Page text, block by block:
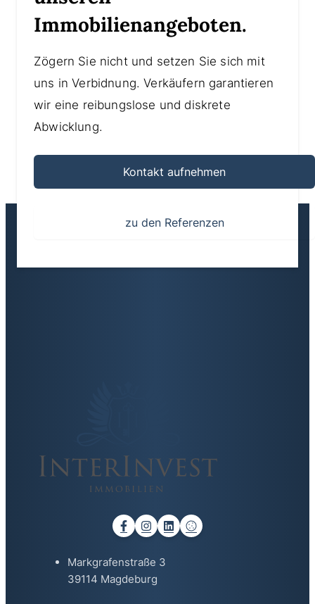
Immobilienangeboten.
Zögern Sie nicht und setzen Sie sich mit
uns in Verbidnung. Verkäufern garantieren
wir eine reibungslose und diskrete
Abwicklung.
Kontakt aufnehmen
zu den Referenzen
Markgrafenstraße 3
39114 Magdeburg